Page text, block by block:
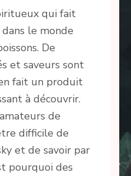
qui fait
le monde
De
et saveurs sont
fait un produit
à découvrir.
de
difficile de
et de savoir par
pourquoi des